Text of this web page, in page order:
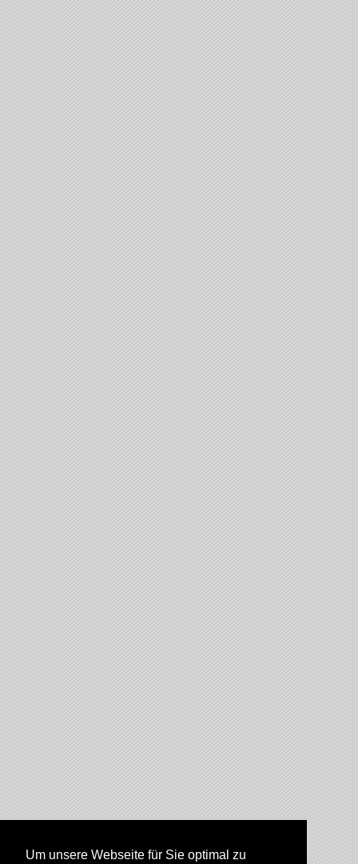
Um unsere Webseite für Sie optimal zu